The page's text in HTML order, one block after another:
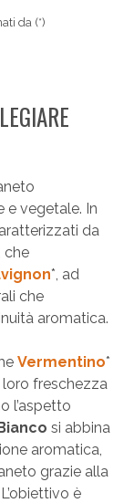
da (*)
e vegetale. In
da
che
*, ad
che
aromatica.
Vermentino*
loro freschezza
l’aspetto
si abbina
aromatica,
grazie alla
è